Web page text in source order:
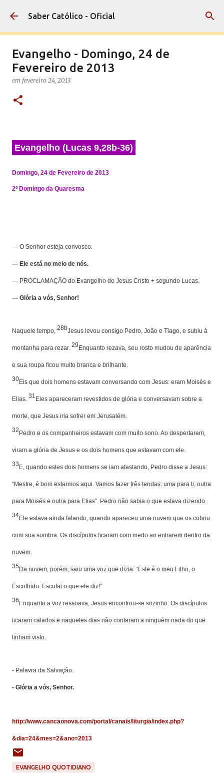
Pular para o conteúdo principal
Saber Católico - Oficial
Evangelho - Domingo, 24 de
Fevereiro de 2013
em fevereiro 24, 2013
Evangelho (Lucas 9,28b-36)
Domingo, 24 de Fevereiro de 2013
2º Domingo da Quaresma
— O Senhor esteja convosco.
— Ele está no meio de nós.
— PROCLAMAÇÃO do Evangelho de Jesus Cristo + segundo Lucas.
— Glória a vós, Senhor!
Naquele tempo, 28bJesus levou consigo Pedro, João e Tiago, e subiu à
montanha para rezar. 29 Enquanto rezava, seu rosto mudou de aparência
e sua roupa ficou muito branca e brilhante.
30Eis que dois homens estavam conversando com Jesus: eram Moisés e
Elias. 31 Eles apareceram revestidos de glória e conversavam sobre a
morte, que Jesus iria sofrer em Jerusalém.
32 Pedro e os companheiros estavam com muito sono. Ao despertarem,
viram a glória de Jesus e os dois homens que estavam com ele.
33 E, quando estes dois homens se iam afastando, Pedro disse a Jesus:
“Mestre, é bom estarmos aqui. Vamos fazer três tendas: uma para ti, outra
para Moisés e outra para Elias”. Pedro não sabia o que estava dizendo.
34Ele estava ainda falando, quando apareceu uma nuvem que os cobriu
com sua sombra. Os discípulos ficaram com medo ao entrarem dentro da
nuvem.
35 Da nuvem, porém, saiu uma voz que dizia: “Este é o meu Filho, o
Escolhido. Escutai o que ele diz!”
36 Enquanto a voz ressoava, Jesus encontrou-se sozinho. Os discípulos
ficaram calados e naqueles dias não contaram a ninguém nada do que
tinham visto.
- Palavra da Salvação.
- Glória a vós, Senhor.
http://www.cancaonova.com/portal/canais/liturgia/index.php?
&dia=24&mes=2&ano=2013
EVANGELHO QUOTIDIANO